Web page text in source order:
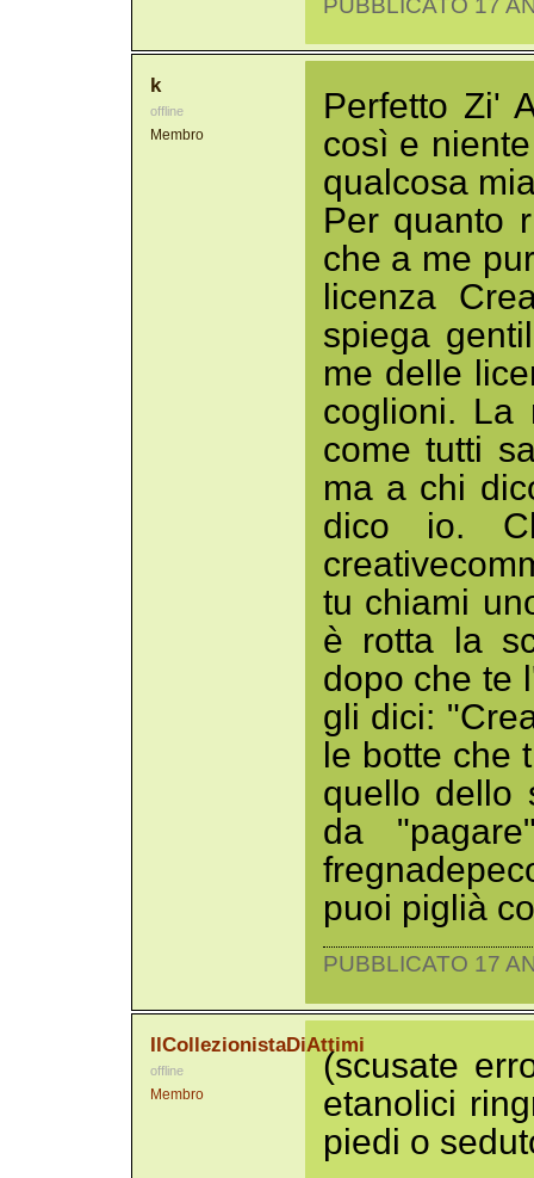
k
offline
Membro
Perfetto Zi'
così e
qualcosa
Per quanto
che a me
licenza
spiega
me delle
coglioni.
come tutti
ma a chi
dico io.
tu chiami
è rotta la
dopo che te
gli dici:
le botte che
quello dello
da
puoi piglià
PUBBLICATO 17
IlCollezionistaDiAttimi
offline
Membro
(scusate
etanolici
piedi o